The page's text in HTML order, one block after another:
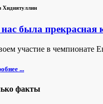
Хидиятуллин
была прекрасная
участие в чемпионате
...
факты